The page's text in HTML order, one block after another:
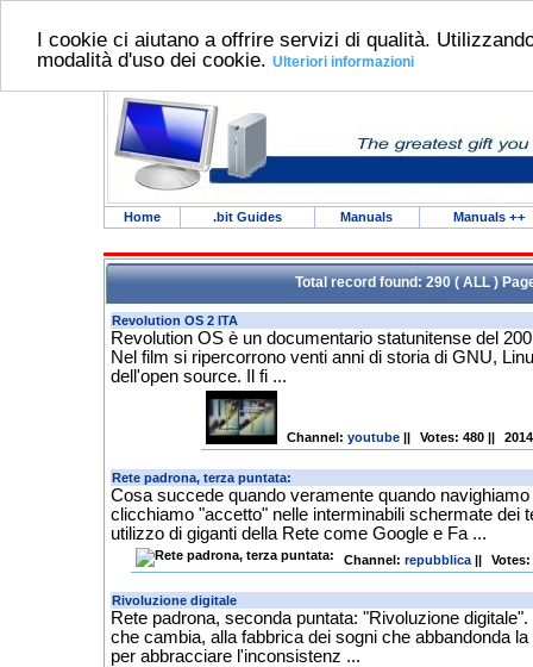
I cookie ci aiutano a offrire servizi di qualità.
modalità d'uso dei cookie. Ulteriori informazioni
Home .bit Guides Manuals Manuals ++
Total record found: 290 ( ALL )
Revolution OS è un documentario statunitense del
Nel film si ripercorrono venti anni di storia di GNU,
dell'open source. Il fi ...
Channel: youtube || Votes: 480 ||
Cosa succede quando veramente quando
clicchiamo "accetto" nelle interminabili schermate dei
utilizzo di giganti della Rete come Google e Fa ...
Channel: repubblica || Votes:
Rete padrona, seconda puntata: "Rivoluzione
che cambia, alla fabbrica dei sogni che abbandonda
per abbracciare l'inconsistenz ...